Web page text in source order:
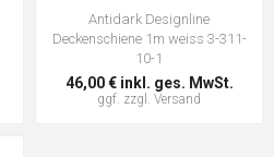
Antidark Designline
Deckenschiene 1m weiss 3-311-
10-1
46,00 € inkl. ges. MwSt.
ggf. zzgl. Versand